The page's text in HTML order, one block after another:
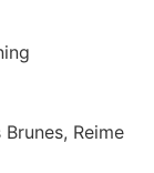
Reime